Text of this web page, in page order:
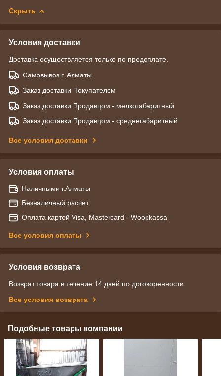
Скрыть
Условия доставки
Доставка осуществляется только по предоплате.
Самовывоз г. Алматы
Заказ доставки Покупателем
Заказ доставки Продавцом - мелкогабаритный
Заказ доставки Продавцом - среднегабаритный
Все условия доставки
Условия оплаты
Наличными г.Алматы
Безналичный расчет
Оплата картой Visa, Mastercard - Woopkassa
Все условия оплаты
Условия возврата
Возврат товара в течение 14 дней по договоренности
Все условия возврата
Подобные товары компании